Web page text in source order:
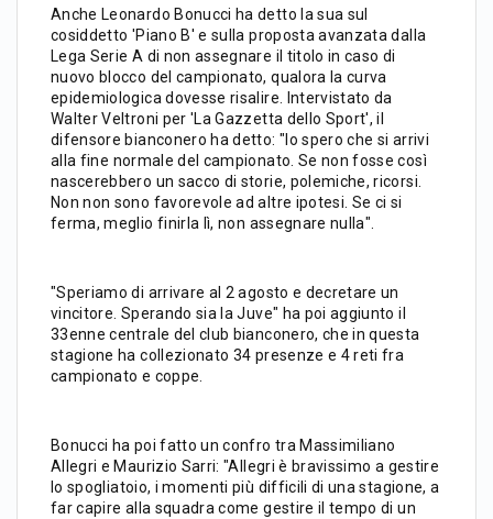
Anche Leonardo Bonucci ha detto la sua sul
cosiddetto 'Piano B' e sulla proposta avanzata dalla
Lega Serie A di non assegnare il titolo in caso di
nuovo blocco del campionato, qualora la curva
epidemiologica dovesse risalire. Intervistato da
Walter Veltroni per 'La Gazzetta dello Sport', il
difensore bianconero ha detto: "Io spero che si arrivi
alla fine normale del campionato. Se non fosse così
nascerebbero un sacco di storie, polemiche, ricorsi.
Non non sono favorevole ad altre ipotesi. Se ci si
ferma, meglio finirla lì, non assegnare nulla".
"Speriamo di arrivare al 2 agosto e decretare un
vincitore. Sperando sia la Juve" ha poi aggiunto il
33enne centrale del club bianconero, che in questa
stagione ha collezionato 34 presenze e 4 reti fra
campionato e coppe.
Bonucci ha poi fatto un confro tra Massimiliano
Allegri e Maurizio Sarri: "Allegri è bravissimo a gestire
lo spogliatoio, i momenti più difficili di una stagione, a
far capire alla squadra come gestire il tempo di un